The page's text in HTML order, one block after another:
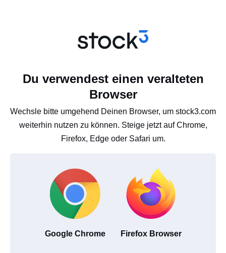
Du verwendest einen veralteten
Browser
Wechsle bitte umgehend Deinen Browser, um stock3.com
weiterhin nutzen zu können. Steige jetzt auf Chrome,
Firefox, Edge oder Safari um.
Google Chrome Firefox Browser